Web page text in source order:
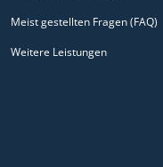
Meist gestellten Fragen (FAQ)
Weitere Leistungen